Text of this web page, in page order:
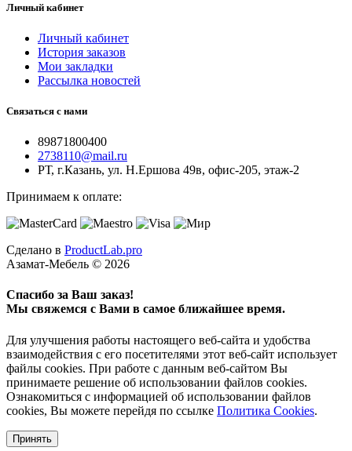
Личный кабинет
Личный кабинет
История заказов
Мои закладки
Рассылка новостей
Связаться с нами
89871800400
2738110@mail.ru
РТ, г.Казань, ул. Н.Ершова 49в, офис-205, этаж-2
Принимаем к оплате:
Сделано в ProductLab.pro
Азамат-Мебель © 2026
Спасибо за Ваш заказ!
Мы свяжемся с Вами в самое ближайшее время.
Для улучшения работы настоящего веб-сайта и удобства
взаимодействия с его посетителями этот веб-сайт использует
файлы cookies. При работе с данным веб-сайтом Вы
принимаете решение об использовании файлов cookies.
Ознакомиться с информацией об использовании файлов
cookies, Вы можете перейдя по ссылке Политика Cookies.
Принять